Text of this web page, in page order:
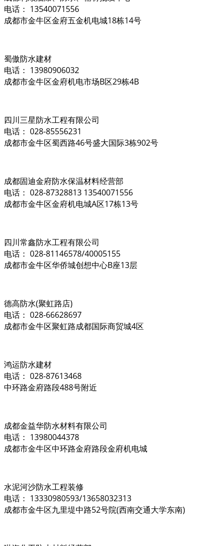
电话： 13540071556
成都市金牛区金府五金机电城18栋14号
蜀傲防水建材
电话： 13980906032
成都市金牛区金府机电市场B区29栋4B
四川三星防水工程有限公司
电话： 028-85556231
成都市金牛区蜀西路46号盛大国际3栋902号
成都固迪金府防水保温材料经营部
电话： 028-87328813 13540071556
成都市金牛区金府机电城A区17栋13号
四川常鑫防水工程有限公司
电话： 028-81146578/40005155
成都市金牛区华侨城创想中心B座13层
德高防水(聚虹路店)
电话： 028-66628697
成都市金牛区聚虹路成都国际商贸城4区
鸿运防水建材
电话： 028-87613468
中环路金府路段488号附近
成都金益华防水材料有限公司
电话： 13980044378
成都市金牛区中环路金府路段金府机电城
水泥河沙防水工程装修
电话： 13330980593/13658032313
成都市金牛区九里堤中路52号院(西南交通大学东南)